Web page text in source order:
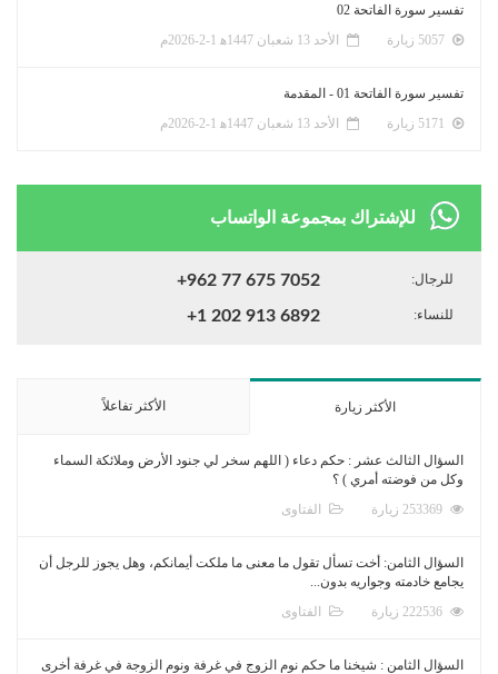
تفسير سورة الفاتحة 02
الأحد 13 شعبان 1447ﻫ 1-2-2026م
تفسير سورة الفاتحة 01 - المقدمة
الأحد 13 شعبان 1447ﻫ 1-2-2026م
للإشتراك بمجموعة الواتساب
للرجال: +962 77 675 7052
للنساء: +1 202 913 6892
الأكثر زيارة الأكثر تفاعلاً
السؤال الثالث عشر : حكم دعاء ( اللهم سخر لي جنود الأرض وملائكة السماء
وكل من فوضته أمري ) ؟
الفتاوى
السؤال الثامن: أخت تسأل تقول ما معنى ما ملكت أيمانكم، وهل يجوز للرجل أن
يجامع خادمته وجواريه بدون...
الفتاوى
السؤال الثامن : شيخنا ما حكم نوم الزوج في غرفة ونوم الزوجة في غرفة أخرى